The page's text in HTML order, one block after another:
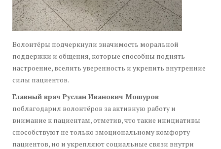
Волонтёры подчеркнули значимость моральной
поддержки и общения, которые способны поднять
настроение, вселить уверенность и укрепить внутренние
силы пациентов.
Главный врач Руслан Иванович Мошуров
поблагодарил волонтёров за активную работу и
внимание к пациентам, отметив, что такие инициативы
способствуют не только эмоциональному комфорту
пациентов, но и укрепляют социальные связи внутри